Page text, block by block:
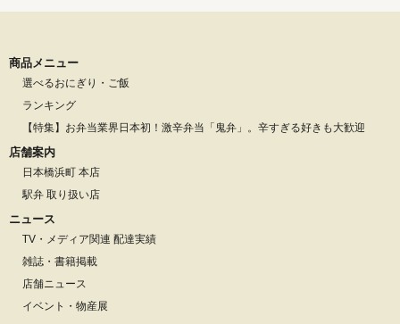
商品メニュー
選べるおにぎり・ご飯
ランキング
【特集】お弁当業界日本初！激辛弁当「鬼弁」。辛すぎる好きも大歓迎
店舗案内
日本橋浜町 本店
駅弁 取り扱い店
ニュース
TV・メディア関連 配達実績
雑誌・書籍掲載
店舗ニュース
イベント・物産展